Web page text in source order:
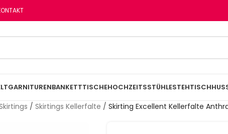
BANKETTTISCHEHOCHZEITSSTÜHLE
/ Skirtings Kellerfalte / Skirting Excellent Kellerfalte